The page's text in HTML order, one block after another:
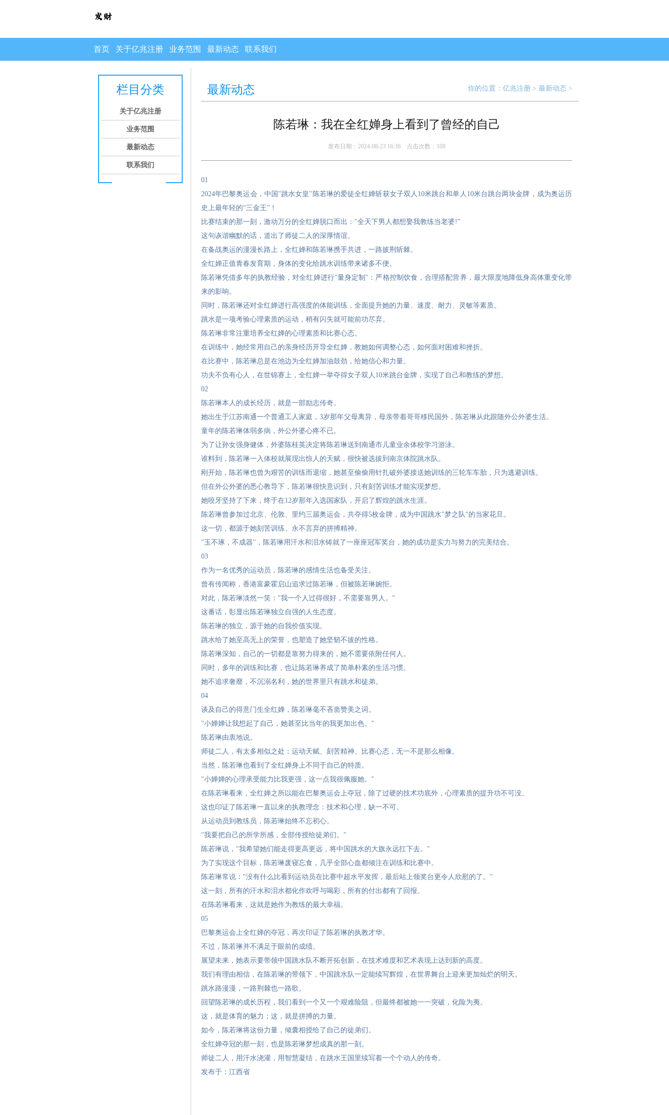
首页 关于亿兆注册 业务范围 最新动态 联系我们
栏目分类
关于亿兆注册
业务范围
最新动态
联系我们
最新动态 你的位置： 亿兆注册 > 最新动态 >
陈若琳：我在全红婵身上看到了曾经的自己
发布日期：2024-08-23 16:36 点击次数：109
01
2024年巴黎奥运会，中国"跳水女皇"陈若琳的爱徒全红婵斩获女子双人10米跳台和单人10米台跳台两块金牌，成为奥运历
史上最年轻的“三金王”！
比赛结束的那一刻，激动万分的全红婵脱口而出："全天下男人都想娶我教练当老婆!"
这句诙谐幽默的话，道出了师徒二人的深厚情谊。
在备战奥运的漫漫长路上，全红婵和陈若琳携手共进，一路披荆斩棘。
全红婵正值青春发育期，身体的变化给跳水训练带来诸多不便。
陈若琳凭借多年的执教经验，对全红婵进行"量身定制"：严格控制饮食，合理搭配营养，最大限度地降低身高体重变化带
来的影响。
同时，陈若琳还对全红婵进行高强度的体能训练，全面提升她的力量、速度、耐力、灵敏等素质。
跳水是一项考验心理素质的运动，稍有闪失就可能前功尽弃。
陈若琳非常注重培养全红婵的心理素质和比赛心态。
在训练中，她经常用自己的亲身经历开导全红婵，教她如何调整心态，如何面对困难和挫折。
在比赛中，陈若琳总是在池边为全红婵加油鼓劲，给她信心和力量。
功夫不负有心人，在世锦赛上，全红婵一举夺得女子双人10米跳台金牌，实现了自己和教练的梦想。
02
陈若琳本人的成长经历，就是一部励志传奇。
她出生于江苏南通一个普通工人家庭，3岁那年父母离异，母亲带着哥哥移民国外，陈若琳从此跟随外公外婆生活。
童年的陈若琳体弱多病，外公外婆心疼不已。
为了让孙女强身健体，外婆陈桂英决定将陈若琳送到南通市儿童业余体校学习游泳。
谁料到，陈若琳一入体校就展现出惊人的天赋，很快被选拔到南京体院跳水队。
刚开始，陈若琳也曾为艰苦的训练而退缩，她甚至偷偷用针扎破外婆接送她训练的三轮车车胎，只为逃避训练。
但在外公外婆的悉心教导下，陈若琳很快意识到，只有刻苦训练才能实现梦想。
她咬牙坚持了下来，终于在12岁那年入选国家队，开启了辉煌的跳水生涯。
陈若琳曾参加过北京、伦敦、里约三届奥运会，共夺得5枚金牌，成为中国跳水"梦之队"的当家花旦。
这一切，都源于她刻苦训练、永不言弃的拼搏精神。
"玉不琢，不成器"，陈若琳用汗水和泪水铸就了一座座冠军奖台，她的成功是实力与努力的完美结合。
03
作为一名优秀的运动员，陈若琳的感情生活也备受关注。
曾有传闻称，香港富豪霍启山追求过陈若琳，但被陈若琳婉拒。
对此，陈若琳淡然一笑："我一个人过得很好，不需要靠男人。"
这番话，彰显出陈若琳独立自强的人生态度。
陈若琳的独立，源于她的自我价值实现。
跳水给了她至高无上的荣誉，也塑造了她坚韧不拔的性格。
陈若琳深知，自己的一切都是靠努力得来的，她不需要依附任何人。
同时，多年的训练和比赛，也让陈若琳养成了简单朴素的生活习惯。
她不追求奢靡，不沉溺名利，她的世界里只有跳水和徒弟。
04
谈及自己的得意门生全红婵，陈若琳毫不吝啬赞美之词。
"小婵婵让我想起了自己，她甚至比当年的我更加出色。"
陈若琳由衷地说。
师徒二人，有太多相似之处：运动天赋、刻苦精神、比赛心态，无一不是那么相像。
当然，陈若琳也看到了全红婵身上不同于自己的特质。
"小婵婵的心理承受能力比我更强，这一点我很佩服她。"
在陈若琳看来，全红婵之所以能在巴黎奥运会上夺冠，除了过硬的技术功底外，心理素质的提升功不可没。
这也印证了陈若琳一直以来的执教理念：技术和心理，缺一不可。
从运动员到教练员，陈若琳始终不忘初心。
"我要把自己的所学所感，全部传授给徒弟们。"
陈若琳说，"我希望她们能走得更高更远，将中国跳水的大旗永远扛下去。"
为了实现这个目标，陈若琳废寝忘食，几乎全部心血都倾注在训练和比赛中。
陈若琳常说："没有什么比看到运动员在比赛中超水平发挥，最后站上领奖台更令人欣慰的了。"
这一刻，所有的汗水和泪水都化作欢呼与喝彩，所有的付出都有了回报。
在陈若琳看来，这就是她作为教练的最大幸福。
05
巴黎奥运会上全红婵的夺冠，再次印证了陈若琳的执教才华。
不过，陈若琳并不满足于眼前的成绩。
展望未来，她表示要带领中国跳水队不断开拓创新，在技术难度和艺术表现上达到新的高度。
我们有理由相信，在陈若琳的带领下，中国跳水队一定能续写辉煌，在世界舞台上迎来更加灿烂的明天。
跳水路漫漫，一路荆棘也一路歌。
回望陈若琳的成长历程，我们看到一个又一个艰难险阻，但最终都被她一一突破，化险为夷。
这，就是体育的魅力；这，就是拼搏的力量。
如今，陈若琳将这份力量，倾囊相授给了自己的徒弟们。
全红婵夺冠的那一刻，也是陈若琳梦想成真的那一刻。
师徒二人，用汗水浇灌，用智慧凝结，在跳水王国里续写着一个个动人的传奇。
发布于：江西省